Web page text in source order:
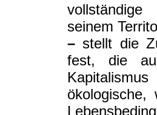
seinem
– stellt die
fest, die
ökologische,